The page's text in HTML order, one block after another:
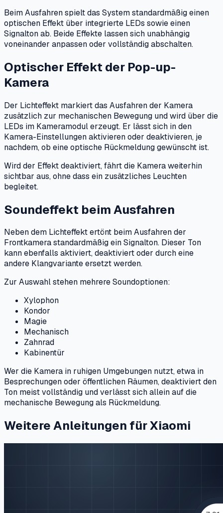
Beim Ausfahren spielt das System standardmäßig einen
optischen Effekt über integrierte LEDs sowie einen
Signalton ab. Beide Effekte lassen sich unabhängig
voneinander anpassen oder vollständig abschalten.
Optischer Effekt der Pop-up-
Kamera
Der Lichteffekt markiert das Ausfahren der Kamera
zusätzlich zur mechanischen Bewegung und wird über die
LEDs im Kameramodul erzeugt. Er lässt sich in den
Kamera-Einstellungen aktivieren oder deaktivieren, je
nachdem, ob eine optische Rückmeldung gewünscht ist.
Wird der Effekt deaktiviert, fährt die Kamera weiterhin
sichtbar aus, ohne dass ein zusätzliches Leuchten
begleitet.
Soundeffekt beim Ausfahren
Neben dem Lichteffekt ertönt beim Ausfahren der
Frontkamera standardmäßig ein Signalton. Dieser Ton
kann ebenfalls aktiviert, deaktiviert oder durch eine
andere Klangvariante ersetzt werden.
Zur Auswahl stehen mehrere Soundoptionen:
Xylophon
Kondor
Magie
Mechanisch
Zahnrad
Kabinentür
Wer die Kamera in ruhigen Umgebungen nutzt, etwa in
Besprechungen oder öffentlichen Räumen, deaktiviert den
Ton meist vollständig und verlässt sich allein auf die
mechanische Bewegung als Rückmeldung.
Weitere Anleitungen für Xiaomi